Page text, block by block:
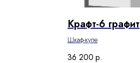
Крафт-6 графит
Шкаф-купе
36 200 р.